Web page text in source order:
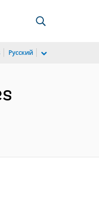
Русский